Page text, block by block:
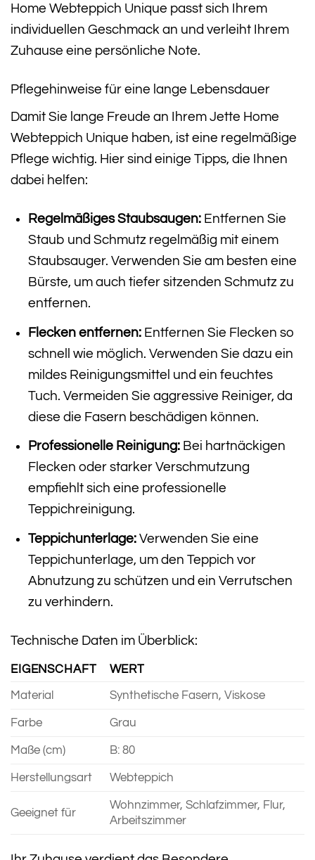
Home Webteppich Unique passt sich Ihrem
individuellen Geschmack an und verleiht Ihrem
Zuhause eine persönliche Note.
Pflegehinweise für eine lange Lebensdauer
Damit Sie lange Freude an Ihrem Jette Home
Webteppich Unique haben, ist eine regelmäßige
Pflege wichtig. Hier sind einige Tipps, die Ihnen
dabei helfen:
Regelmäßiges Staubsaugen:Entfernen Sie
Staub und Schmutz regelmäßig mit einem
Staubsauger. Verwenden Sie am besten eine
Bürste, um auch tiefer sitzenden Schmutz zu
entfernen.
Flecken entfernen:Entfernen Sie Flecken so
schnell wie möglich. Verwenden Sie dazu ein
mildes Reinigungsmittel und ein feuchtes
Tuch. Vermeiden Sie aggressive Reiniger, da
diese die Fasern beschädigen können.
Professionelle Reinigung:Bei hartnäckigen
Flecken oder starker Verschmutzung
empfiehlt sich eine professionelle
Teppichreinigung.
Teppichunterlage:Verwenden Sie eine
Teppichunterlage, um den Teppich vor
Abnutzung zu schützen und ein Verrutschen
zu verhindern.
Technische Daten im Überblick:
EIGENSCHAFT WERT
Material Synthetische Fasern, Viskose
Farbe Grau
Maße (cm) B: 80
Herstellungsart Webteppich
Geeignet für
Wohnzimmer, Schlafzimmer, Flur,
Arbeitszimmer